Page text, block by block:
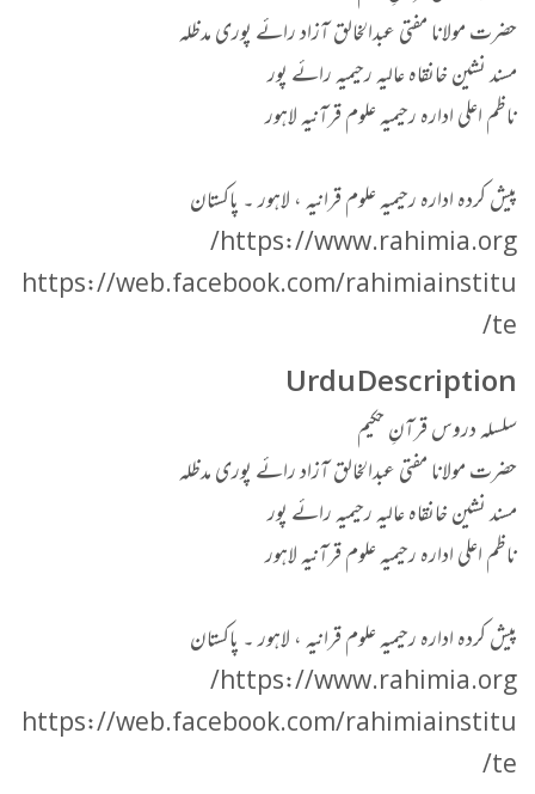
حضرت مولانا مفتی عبدالخالق آزاد رائے پوری مدظلہ
مسند نشین خانقاہ عالیہ رحیمیہ رائے پور
ناظم اعلی ادارہ رحیمیہ علوم قرآنیہ لاہور
پیش کردہ ادارہ رحیمیہ علوم قرانیہ ، لاہور ۔ پاکستان
https://www.rahimia.org/
https://web.facebook.com/rahimiainstitu
te/
Urdu Description
سلسلہ دروس قرآنِ حکیم
حضرت مولانا مفتی عبدالخالق آزاد رائے پوری مدظلہ
مسند نشین خانقاہ عالیہ رحیمیہ رائے پور
ناظم اعلی ادارہ رحیمیہ علوم قرآنیہ لاہور
پیش کردہ ادارہ رحیمیہ علوم قرانیہ ، لاہور ۔ پاکستان
https://www.rahimia.org/
https://web.facebook.com/rahimiainstitu
te/